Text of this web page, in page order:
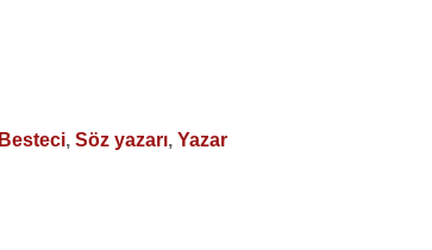
Besteci, Söz yazarı, Yazar